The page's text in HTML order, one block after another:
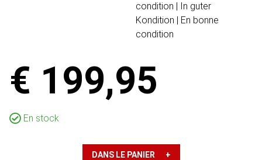
condition | In guter
Kondition | En bonne
condition
€ 199,95
En stock
DANS LE PANIER +